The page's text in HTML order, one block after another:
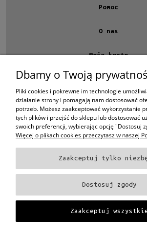
Pomoc
O nas
Moje konto
Kontakt
4 EYES OPTYKA -
optyk
ul.Chmielna 4
00-020 Warszawa
woj. mazowieckie
+48 696 015 670
sklep@4eyes.pl
Oprawki i okulary Ray-BanOprawki i okulary Persol
Oprawki i okulary Tom Ford Oprawki i
Oprawki i okulary Prada
Oprawki i
Oprawki i okulary DiorOprawki i okulary Oliver
Oprawki i okulary FendiOprawki i okulary
Oprawki i okulary Dolce & Gabbana Okulary
Dbamy o Twoją
Pliki cookies i pokrewne im technologie
działanie strony i pomagają nam dostosować
potrzeb. Możesz zaakceptować wykorzystanie
tych plików i przejść do sklepu lub dostosować
swoich preferencji, wybierając opcję "Dostosuj
Więcej o plikach cookies przeczytasz w naszej
Zaakceptuj tylko
Dostosuj zgody
Zaakceptuj